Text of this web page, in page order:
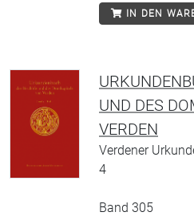
IN DEN
UND DES
VERDEN
Verdener
4
Band 305